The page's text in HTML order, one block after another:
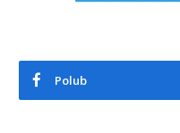
Polub